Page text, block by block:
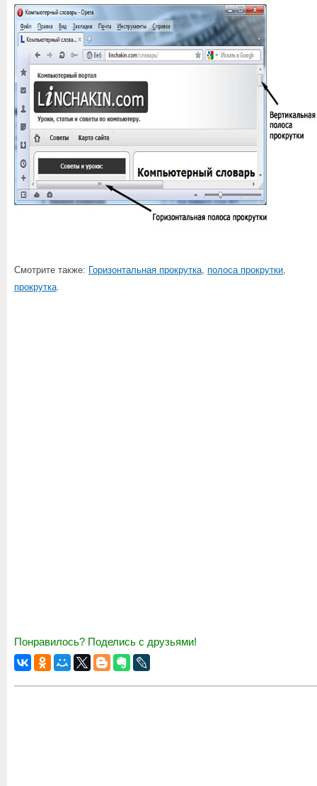
Смотрите также: Горизонтальная прокрутка, полоса прокрутки,
прокрутка.
Понравилось? Поделись с друзьями!